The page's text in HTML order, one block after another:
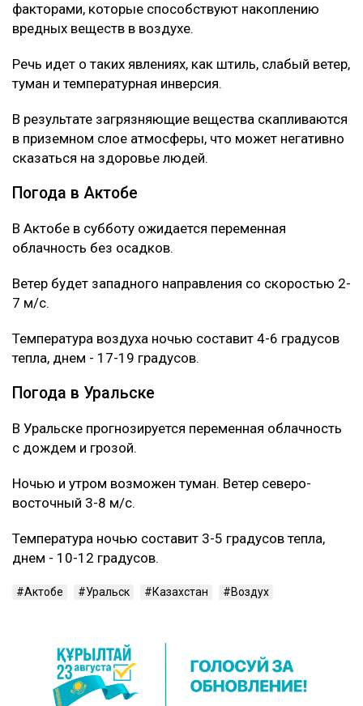
факторами, которые способствуют накоплению
вредных веществ в воздухе.
Речь идет о таких явлениях, как штиль, слабый ветер,
туман и температурная инверсия.
В результате загрязняющие вещества скапливаются
в приземном слое атмосферы, что может негативно
сказаться на здоровье людей.
Погода в Актобе
В Актобе в субботу ожидается переменная
облачность без осадков.
Ветер будет западного направления со скоростью 2-
7 м/с.
Температура воздуха ночью составит 4-6 градусов
тепла, днем - 17-19 градусов.
Погода в Уральске
В Уральске прогнозируется переменная облачность
с дождем и грозой.
Ночью и утром возможен туман. Ветер северо-
восточный 3-8 м/с.
Температура ночью составит 3-5 градусов тепла,
днем - 10-12 градусов.
Актобе Уральск Казахстан Воздух